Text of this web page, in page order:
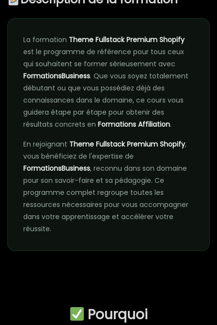
La formation Theme Fullstack Premium Shopify
est le programme de référence pour tous ceux
qui souhaitent se former sérieusement avec
FormationsBusiness. Que vous soyez totalement
débutant ou que vous possédiez déjà des
connaissances dans le domaine, ce cours vous
guidera étape par étape pour obtenir des
résultats concrets en Formations Affiliation.
En rejoignant Theme Fullstack Premium Shopify,
vous bénéficiez de l'expertise de
FormationsBusiness, reconnu dans son domaine
pour son savoir-faire et sa pédagogie. Ce
programme complet regroupe toutes les
ressources nécessaires pour vous accompagner
dans votre apprentissage et accélérer votre
réussite.
Pourquoi